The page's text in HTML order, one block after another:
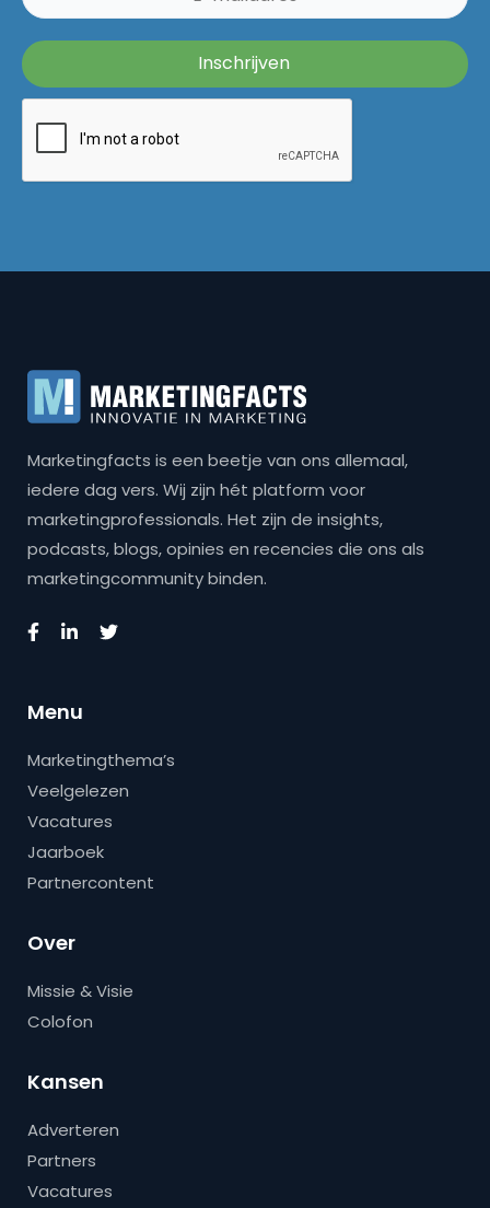
Marketingfacts is een beetje van ons allemaal,
iedere dag vers. Wij zijn hét platform voor
marketingprofessionals. Het zijn de insights,
podcasts, blogs, opinies en recencies die ons als
marketingcommunity binden.
Menu
Marketingthema’s
Veelgelezen
Vacatures
Jaarboek
Partnercontent
Over
Missie & Visie
Colofon
Kansen
Adverteren
Partners
Vacatures